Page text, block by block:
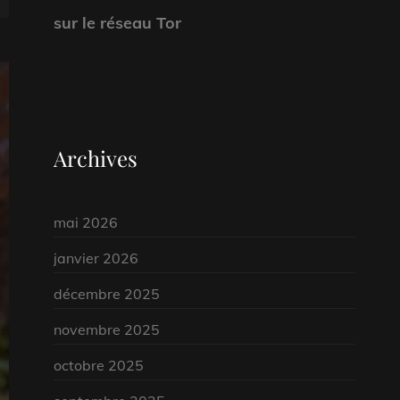
sur le réseau Tor
Archives
mai 2026
janvier 2026
décembre 2025
novembre 2025
octobre 2025